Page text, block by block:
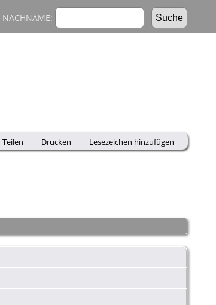
NACHNAME:
Teilen Drucken Lesezeichen hinzufügen